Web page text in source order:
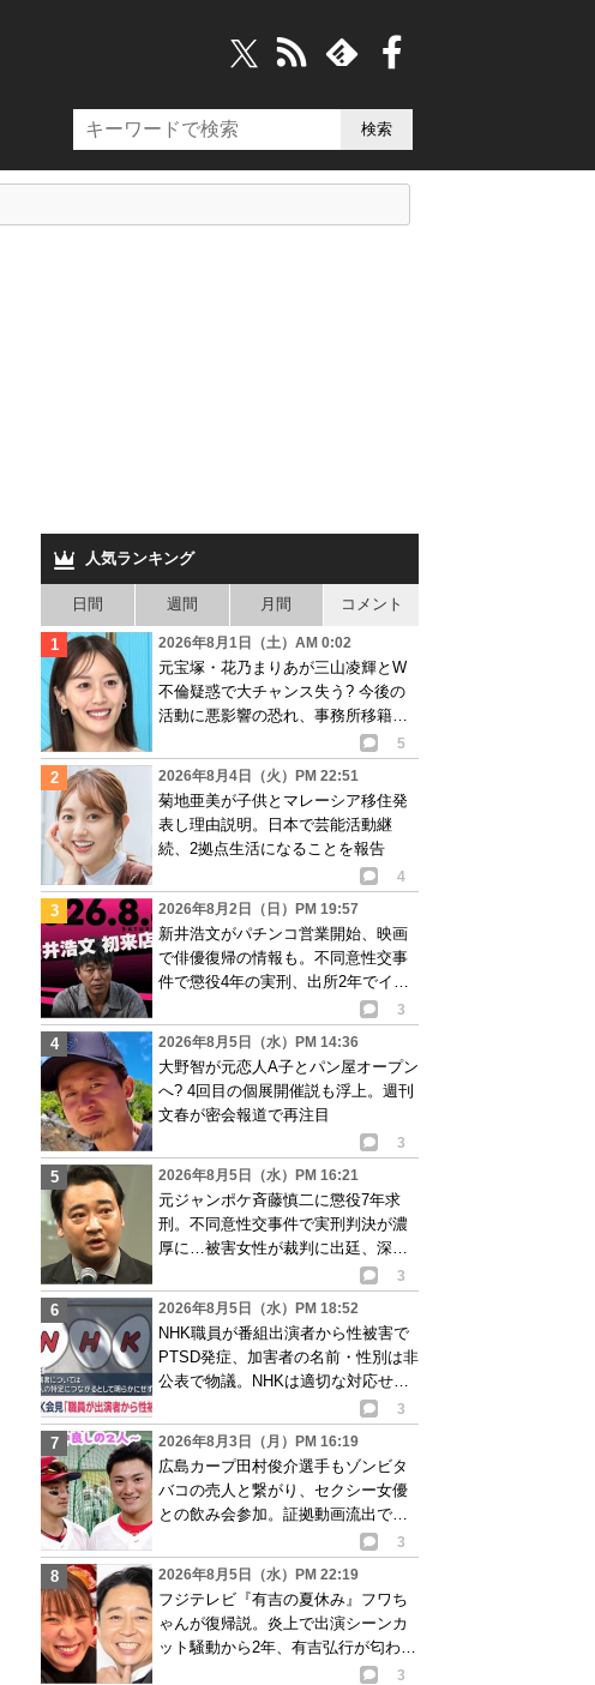
人気ランキング
日間 週間 月間 コメント
2026年8月1日（土）AM 0:02
元宝塚・花乃まりあが三山凌輝とW
不倫疑惑で大チャンス失う? 今後の
活動に悪影響の恐れ、事務所移籍が
5
2026年8月4日（火）PM 22:51
菊地亜美が子供とマレーシア移住発
表し理由説明。日本で芸能活動継
続、2拠点生活になることを報告
4
2026年8月2日（日）PM 19:57
新井浩文がパチンコ営業開始、映画
で俳優復帰の情報も。不同意性交事
件で懲役4年の実刑、出所2年でイベ
3
2026年8月5日（水）PM 14:36
大野智が元恋人A子とパン屋オープン
へ? 4回目の個展開催説も浮上。週刊
文春が密会報道で再注目
3
2026年8月5日（水）PM 16:21
元ジャンポケ斉藤慎二に懲役7年求
刑。不同意性交事件で実刑判決が濃
厚に…被害女性が裁判に出廷、深刻
3
2026年8月5日（水）PM 18:52
NHK職員が番組出演者から性被害で
PTSD発症、加害者の名前・性別は非
公表で物議。NHKは適切な対応せず
3
2026年8月3日（月）PM 16:19
広島カープ田村俊介選手もゾンビタ
バコの売人と繋がり、セクシー女優
との飲み会参加。証拠動画流出で波
3
2026年8月5日（水）PM 22:19
フジテレビ『有吉の夏休み』フワち
ゃんが復帰説。炎上で出演シーンカ
ット騒動から2年、有吉弘行が匂わせ
3